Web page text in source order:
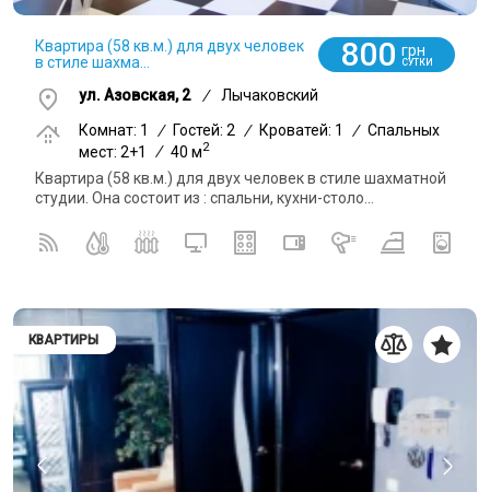
Квартира (58 кв.м.) для двух человек
в стиле шахма...
800 грн
СУТКИ
ул. Азовская, 2 /
Лычаковский
Комнат: 1
/ Гостей: 2 / Кроватей: 1 / Спальных
мест: 2+1
/ 40 м2
Квартира (58 кв.м.) для двух человек в стиле шахматной
студии. Она состоит из : спальни, кухни-столо...
КВАРТИРЫ